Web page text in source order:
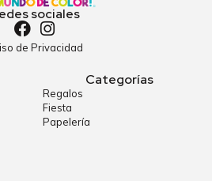
sociales
de Privacidad
Categorías
Regalos
Fiesta
Papelería